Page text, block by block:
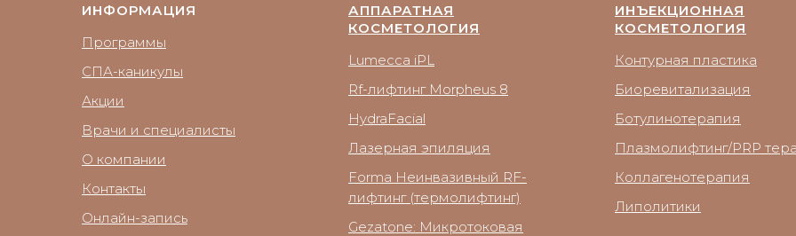
ИНФОРМАЦИЯ
Программы
СПА-каникулы
Акции
Врачи и специалисты
О компании
Контакты
Онлайн-запись
АППАРАТНАЯ
КОСМЕТОЛОГИЯ
Lumecca iPL
Rf-лифтинг Morpheus 8
HydraFacial
Лазерная эпиляция
Forma Неинвазивный RF-
лифтинг (термолифтинг)
Gezatone: Микротоковая
ИНЪЕКЦИОННАЯ
КОСМЕТОЛОГИЯ
Контурная пластика
Биоревитализация
Ботулинотерапия
Плазмолифтинг/PRP
Коллагенотерапия
Липолитики